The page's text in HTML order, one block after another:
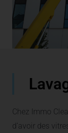
Chez Immo
d’avoir des